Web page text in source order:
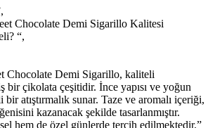
Chocolate Demi Sigarillo Kalitesi
“,
Chocolate Demi Sigarillo, kaliteli
bir çikolata çeşitidir. İnce yapısı ve yoğun
atıştırmalık sunar. Taze ve aromalı içeriği,
kazanacak şekilde tasarlanmıştır.
hem de özel günlerde tercih edilmektedir.”